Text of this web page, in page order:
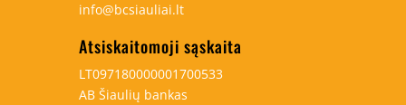
info@bcsiauliai.lt
Atsiskaitomoji sąskaita
LT097180000001700533
AB Šiaulių bankas